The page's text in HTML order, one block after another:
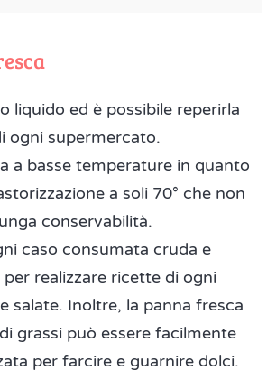
liquido ed è possibile reperirla
ogni supermercato.
a basse temperature in quanto
a soli 70° che non
conservabilità.
caso consumata cruda e
realizzare ricette di ogni
salate. Inoltre, la panna fresca
grassi può essere facilmente
per farcire e guarnire dolci.